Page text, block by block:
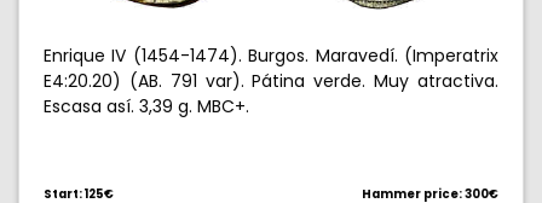
Enrique IV (1454-1474). Burgos. Maravedí. (Imperatrix
E4:20.20) (AB. 791 var). Pátina verde. Muy atractiva.
Escasa así. 3,39 g. MBC+.
Start: 125€ Hammer price: 300€